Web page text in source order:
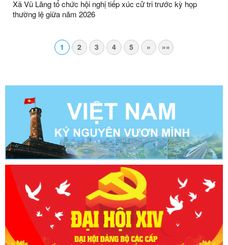
Xã Vũ Lăng tổ chức hội nghị tiếp xúc cử tri trước kỳ họp
thường lệ giữa năm 2026
1 2 3 4 5 » »»